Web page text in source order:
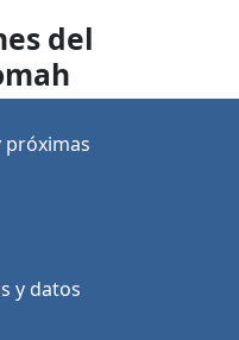
del
próximas
y datos